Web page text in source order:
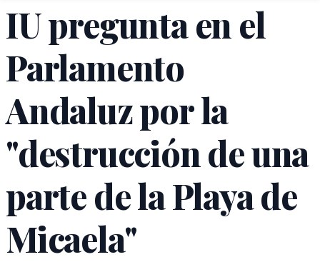
IU pregunta en el
Parlamento
Andaluz por la
"destrucción de una
parte de la Playa de
Micaela"